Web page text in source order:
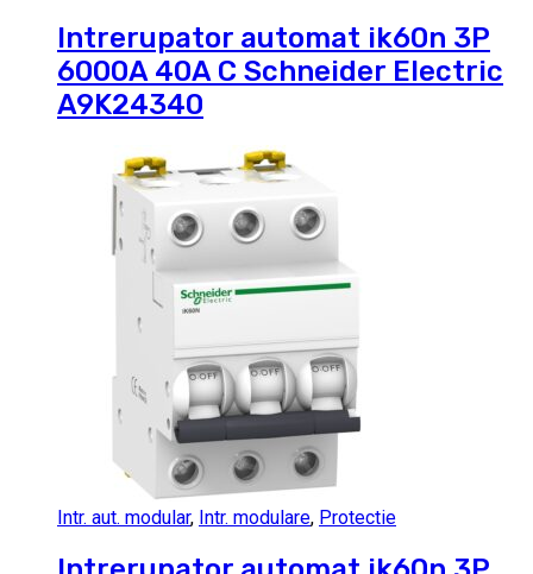
Intrerupator automat ik60n 3P
6000A 40A C Schneider Electric
A9K24340
Intr. aut. modular, Intr. modulare, Protectie